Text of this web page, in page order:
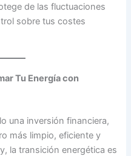
de las fluctuaciones
sobre tus costes
Tu Energía con
una inversión financiera,
más limpio, eficiente y
la transición energética es